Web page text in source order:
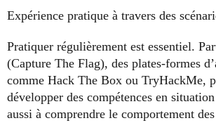
Expérience pratique à travers des
Pratiquer régulièrement est essentiel.
(Capture The Flag), des plates-formes
comme Hack The Box ou TryHackMe,
développer des compétences en
aussi à comprendre le comportement